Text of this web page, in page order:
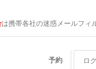
は携帯各社の迷惑メールフィ
予約
ロ